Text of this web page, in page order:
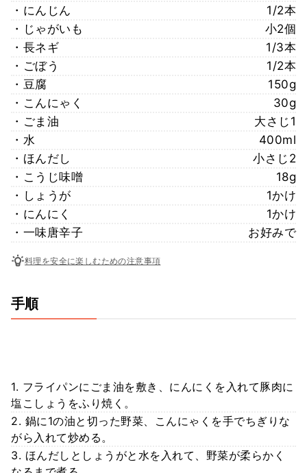
・にんじん
1/2本
・じゃがいも
小2個
・長ネギ
1/3本
・ごぼう
1/2本
・豆腐
150g
・こんにゃく
30g
・ごま油
大さじ1
・水
400ml
・ほんだし
小さじ2
・こうじ味噌
18g
・しょうが
1かけ
・にんにく
1かけ
・一味唐辛子
お好みで
料理を安全に楽しむための注意事項
手順
1. フライパンにごま油を敷き、にんにくを入れて豚肉に
塩こしょうをふり焼く。
2. 鍋に1の油と切った野菜、こんにゃくを手でちぎりな
がら入れて炒める。
3. ほんだしとしょうがと水を入れて、野菜が柔らかく